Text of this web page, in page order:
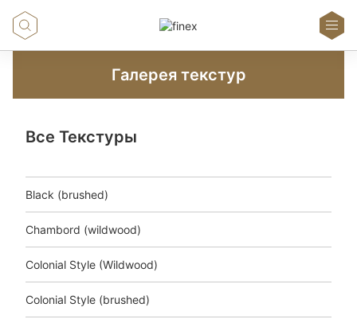
Галерея текстур
Все Текстуры
Black (brushed)
Chambord (wildwood)
Colonial Style (Wildwood)
Colonial Style (brushed)